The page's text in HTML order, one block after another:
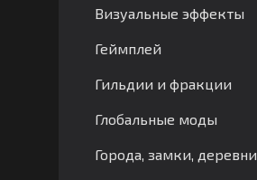
Визуальные эффекты
Геймплей
Гильдии и фракции
Глобальные моды
Города, замки, деревни